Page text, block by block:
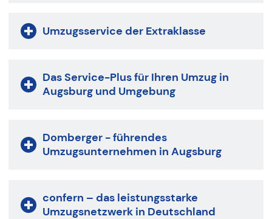
Umzugsservice der Extraklasse
Das Service-Plus für Ihren Umzug in
Augsburg und Umgebung
Domberger - führendes
Umzugsunternehmen in Augsburg
confern – das leistungsstarke
Umzugsnetzwerk in Deutschland